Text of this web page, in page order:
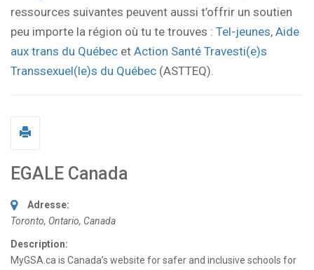
ressources suivantes peuvent aussi t’offrir un soutien
peu importe la région où tu te trouves : Tel-jeunes, Aide
aux trans du Québec et Action Santé Travesti(e)s
Transsexuel(le)s du Québec (ASTTEQ).
EGALE Canada
Adresse:
Toronto, Ontario, Canada
Description:
MyGSA.ca is Canada’s website for safer and inclusive schools for